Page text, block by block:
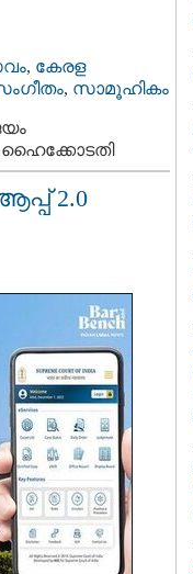
, കേരള
, സാമൂഹികം
ഹൈക്കോടതി
2.0